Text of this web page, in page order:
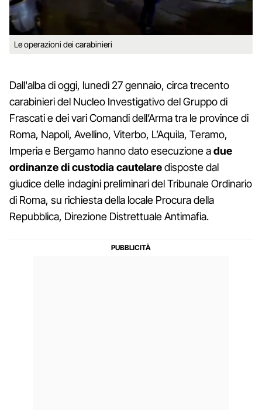
Le operazioni dei carabinieri
Dall'alba di oggi, lunedì 27 gennaio, circa trecento
carabinieri del Nucleo Investigativo del Gruppo di
Frascati e dei vari Comandi dell’Arma tra le province di
Roma, Napoli, Avellino, Viterbo, L’Aquila, Teramo,
Imperia e Bergamo hanno dato esecuzione adue
ordinanze di custodia cautelaredisposte dal
giudice delle indagini preliminari del Tribunale Ordinario
di Roma, su richiesta della locale Procura della
Repubblica, Direzione Distrettuale Antimafia.